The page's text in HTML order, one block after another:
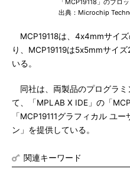
出典：Microchip
MCP19118は、4x4mmサイ
り、MCP19119は5x5mmサイ
いる。
同社は、両製品のプログラミ
て、「MPLAB X IDE」の「
「MCP19111グラフィカル ユ
ン」を提供している。
関連キーワード